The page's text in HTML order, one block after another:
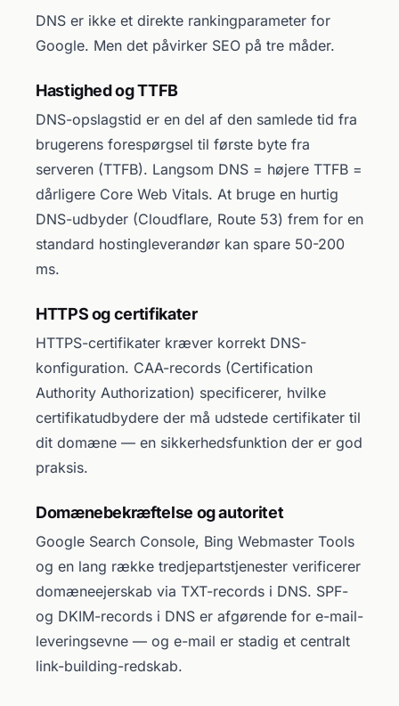
DNS er ikke et direkte rankingparameter for
Google. Men det påvirker SEO på tre måder.
Hastighed og TTFB
DNS-opslagstid er en del af den samlede tid fra
brugerens forespørgsel til første byte fra
serveren (TTFB). Langsom DNS = højere TTFB =
dårligere Core Web Vitals. At bruge en hurtig
DNS-udbyder (Cloudflare, Route 53) frem for en
standard hostingleverandør kan spare 50-200
ms.
HTTPS og certifikater
HTTPS-certifikater kræver korrekt DNS-
konfiguration. CAA-records (Certification
Authority Authorization) specificerer, hvilke
certifikatudbydere der må udstede certifikater til
dit domæne — en sikkerhedsfunktion der er god
praksis.
Domænebekræftelse og autoritet
Google Search Console, Bing Webmaster Tools
og en lang række tredjepartstjenester verificerer
domæneejerskab via TXT-records i DNS. SPF-
og DKIM-records i DNS er afgørende for e-mail-
leveringsevne — og e-mail er stadig et centralt
link-building-redskab.